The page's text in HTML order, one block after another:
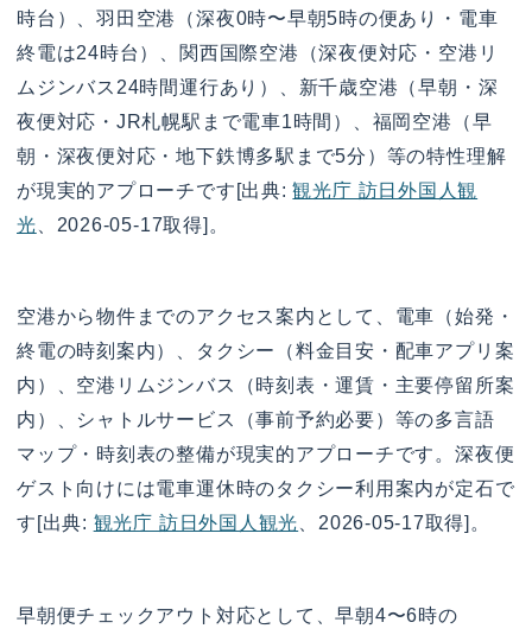
時台）、羽田空港（深夜0時〜早朝5時の便あり・電車
終電は24時台）、関西国際空港（深夜便対応・空港リ
ムジンバス24時間運行あり）、新千歳空港（早朝・深
夜便対応・JR札幌駅まで電車1時間）、福岡空港（早
朝・深夜便対応・地下鉄博多駅まで5分）等の特性理解
が現実的アプローチです[出典:観光庁 訪日外国人観
光 、2026-05-17取得]。
空港から物件までのアクセス案内として、電車（始発・
終電の時刻案内）、タクシー（料金目安・配車アプリ案
内）、空港リムジンバス（時刻表・運賃・主要停留所案
内）、シャトルサービス（事前予約必要）等の多言語
マップ・時刻表の整備が現実的アプローチです。深夜便
ゲスト向けには電車運休時のタクシー利用案内が定石で
す[出典: 観光庁 訪日外国人観光 、2026-05-17取得]。
早朝便チェックアウト対応として、早朝4〜6時の